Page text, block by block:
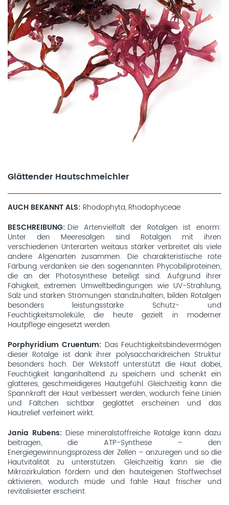
Glättender Hautschmeichler
AUCH BEKANNT ALS Rhodophyta, Rhodophyceae
BESCHREIBUNG Die Artenvielfalt der Rotalgen ist enorm:
Unter den Meeresalgen sind Rotalgen mit ihren
verschiedenen Unterarten weitaus stärker verbreitet als viele
andere Algenarten zusammen. Die charakteristische rote
Färbung verdanken sie den sogenannten Phycobiliproteinen,
die an der Photosynthese beteiligt sind. Aufgrund ihrer
Fähigkeit, extremen Umweltbedingungen wie UV-Strahlung,
Salz und starken Strömungen standzuhalten, bilden Rotalgen
besonders leistungsstarke Schutz- und
Feuchtigkeitsmoleküle, die heute gezielt in moderner
Hautpflege eingesetzt werden.
Porphyridium Cruentum: Das Feuchtigkeitsbindevermögen
dieser Rotalge ist dank ihrer polysaccharidreichen Struktur
besonders hoch. Der Wirkstoff unterstützt die Haut dabei,
Feuchtigkeit langanhaltend zu speichern und schenkt ein
glatteres, geschmeidigeres Hautgefühl. Gleichzeitig kann die
Spannkraft der Haut verbessert werden, wodurch feine Linien
und Fältchen sichtbar geglättet erscheinen und das
Hautrelief verfeinert wirkt.
Jania Rubens: Diese mineralstoffreiche Rotalge kann dazu
beitragen, die ATP-Synthese – den
Energiegewinnungsprozess der Zellen – anzuregen und so die
Hautvitalität zu unterstützen. Gleichzeitig kann sie die
Mikrozirkulation fördern und den hauteigenen Stoffwechsel
aktivieren, wodurch müde und fahle Haut frischer und
revitalisierter erscheint.